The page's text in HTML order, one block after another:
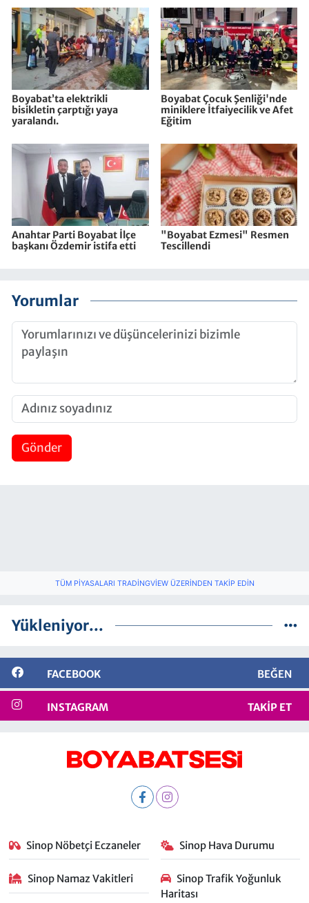
Boyabat’ta elektrikli
bisikletin çarptığı yaya
yaralandı.
Boyabat Çocuk Şenliği'nde
miniklere İtfaiyecilik ve Afet
Eğitim
Anahtar Parti Boyabat İlçe
başkanı Özdemir istifa etti
"Boyabat Ezmesi" Resmen
Tescillendi
Yorumlar
Gönder
TÜM PIYASALARI TRADINGVIEW ÜZERINDEN TAKIP EDIN
Yükleniyor...
FACEBOOK BEĞEN
INSTAGRAM TAKIP ET
Sinop Nöbetçi Eczaneler Sinop Hava Durumu
Sinop Namaz Vakitleri
Sinop Trafik Yoğunluk
Haritası